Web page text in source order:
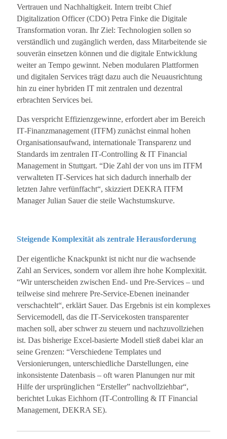
Vertrauen und Nachhaltigkeit. Intern treibt Chief
Digitalization Officer (CDO) Petra Finke die Digitale
Transformation voran. Ihr Ziel: Technologien sollen so
verständlich und zugänglich werden, dass Mitarbeitende sie
souverän einsetzen können und die digitale Entwicklung
weiter an Tempo gewinnt. Neben modularen Plattformen
und digitalen Services trägt dazu auch die Neuausrichtung
hin zu einer hybriden IT mit zentralen und dezentral
erbrachten Services bei.
Das verspricht Effizienzgewinne, erfordert aber im Bereich
IT‐Finanzmanagement (ITFM) zunächst einmal hohen
Organisationsaufwand, internationale Transparenz und
Standards im zentralen IT‐Controlling & IT Financial
Management in Stuttgart. “Die Zahl der von uns im ITFM
verwalteten IT‐Services hat sich dadurch innerhalb der
letzten Jahre verfünffacht“, skizziert DEKRA ITFM
Manager Julian Sauer die steile Wachstumskurve.
Steigende Komplexität als zentrale Herausforderung
Der eigentliche Knackpunkt ist nicht nur die wachsende
Zahl an Services, sondern vor allem ihre hohe Komplexität.
“Wir unterscheiden zwischen End‐ und Pre‐Services – und
teilweise sind mehrere Pre‐Service‐Ebenen ineinander
verschachtelt“, erklärt Sauer. Das Ergebnis ist ein komplexes
Servicemodell, das die IT‐Servicekosten transparenter
machen soll, aber schwer zu steuern und nachzuvollziehen
ist. Das bisherige Excel‐basierte Modell stieß dabei klar an
seine Grenzen: “Verschiedene Templates und
Versionierungen, unterschiedliche Darstellungen, eine
inkonsistente Datenbasis – oft waren Planungen nur mit
Hilfe der ursprünglichen “Ersteller” nachvollziehbar“,
berichtet Lukas Eichhorn (IT‐Controlling & IT Financial
Management, DEKRA SE).